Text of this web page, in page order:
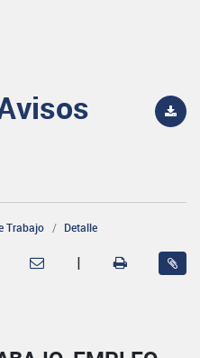
Trabajo Detalle
|